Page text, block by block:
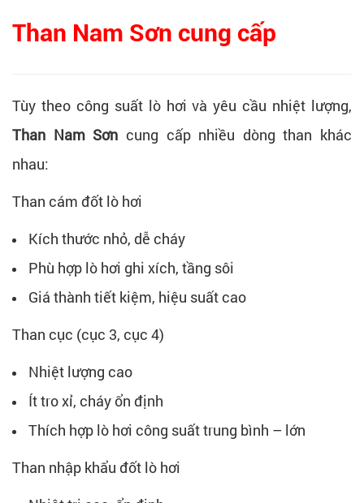
Than Nam Sơn cung cấp
Tùy theo công suất lò hơi và yêu cầu nhiệt lượng,
Than Nam Sơn cung cấp nhiều dòng than khác
nhau:
Than cám đốt lò hơi
Kích thước nhỏ, dễ cháy
Phù hợp lò hơi ghi xích, tầng sôi
Giá thành tiết kiệm, hiệu suất cao
Than cục (cục 3, cục 4)
Nhiệt lượng cao
Ít tro xỉ, cháy ổn định
Thích hợp lò hơi công suất trung bình – lớn
Than nhập khẩu đốt lò hơi